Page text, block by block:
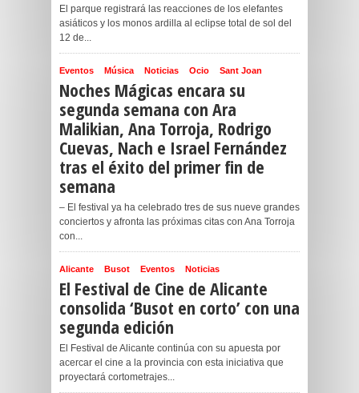
El parque registrará las reacciones de los elefantes
asiáticos y los monos ardilla al eclipse total de sol del
12 de...
Eventos Música Noticias Ocio Sant Joan
Noches Mágicas encara su
segunda semana con Ara
Malikian, Ana Torroja, Rodrigo
Cuevas, Nach e Israel Fernández
tras el éxito del primer fin de
semana
– El festival ya ha celebrado tres de sus nueve grandes
conciertos y afronta las próximas citas con Ana Torroja
con...
Alicante Busot Eventos Noticias
El Festival de Cine de Alicante
consolida ‘Busot en corto’ con una
segunda edición
El Festival de Alicante continúa con su apuesta por
acercar el cine a la provincia con esta iniciativa que
proyectará cortometrajes...